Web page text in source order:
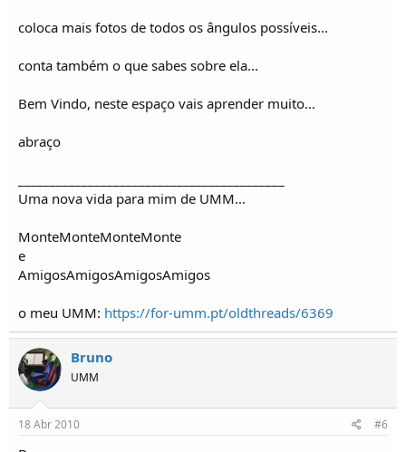
coloca mais fotos de todos os ângulos possíveis...
conta também o que sabes sobre ela...
Bem Vindo, neste espaço vais aprender muito...
abraço
Uma nova vida para mim de UMM...
MonteMonteMonteMonte
e
AmigosAmigosAmigosAmigos
o meu UMM: https://for-umm.pt/oldthreads/6369
Bruno
UMM
18 Abr 2010 #6